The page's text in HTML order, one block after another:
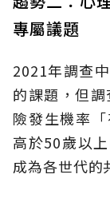
專屬議題
2021年調查
的課題，但
險發生機率
高於50歲以
成為各世代的